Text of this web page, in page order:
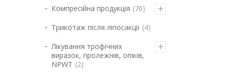
Компресійна продукція 76
Трикотаж після ліпосакції 4
Лікування трофічних
виразок, пролежнів, опіків,
NPWT 2